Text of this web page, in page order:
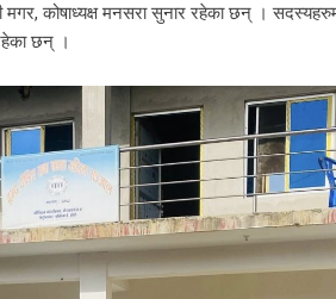
मगर, कोषाध्यक्ष मनसरा सुनार रहेका छन् ।
छन् ।